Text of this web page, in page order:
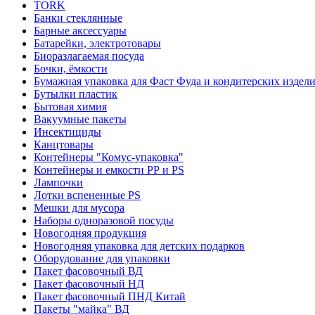
TORK
Банки стеклянные
Барные аксессуары
Батарейки, электротовары
Биоразлагаемая посуда
Бочки, ёмкости
Бумажная упаковка для Фаст Фуда и кондитерских
Бутылки пластик
Бытовая химия
Вакуумные пакеты
Инсектициды
Канцтовары
Контейнеры "Комус-упаковка"
Контейнеры и емкости РР и PS
Лампочки
Лотки вспененные PS
Мешки для мусора
Наборы одноразовой посуды
Новогодняя продукция
Новогодняя упаковка для детских подарков
Оборудование для упаковки
Пакет фасовочный ВД
Пакет фасовочный НД
Пакет фасовочный ПНД Китай
Пакеты "майка" ВД